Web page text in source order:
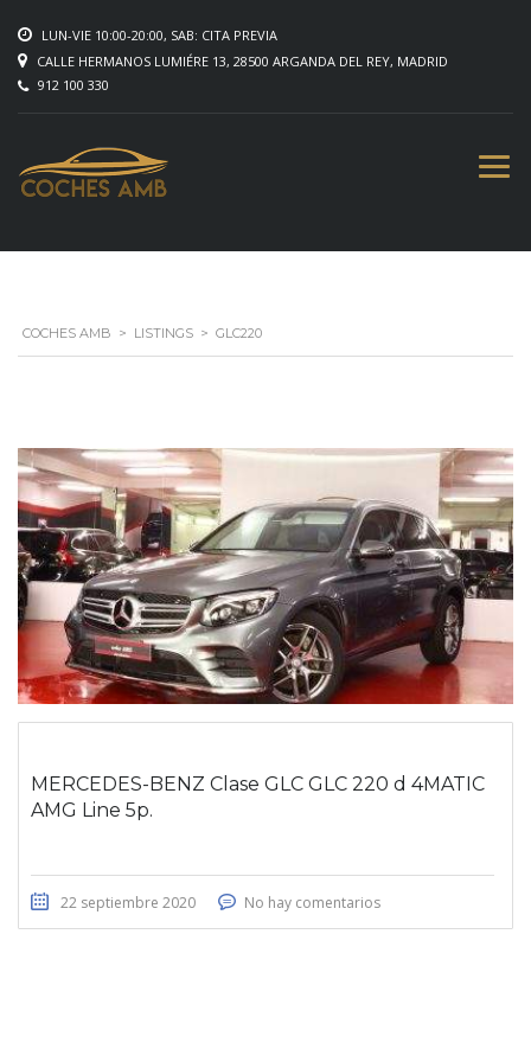
LUN-VIE 10:00-20:00, SAB: CITA PREVIA
CALLE HERMANOS LUMIÉRE 13, 28500 ARGANDA DEL REY, MADRID
912 100 330
COCHES AMB > LISTINGS > GLC220
MERCEDES-BENZ Clase GLC GLC 220 d 4MATIC
AMG Line 5p.
22 septiembre 2020 No hay comentarios